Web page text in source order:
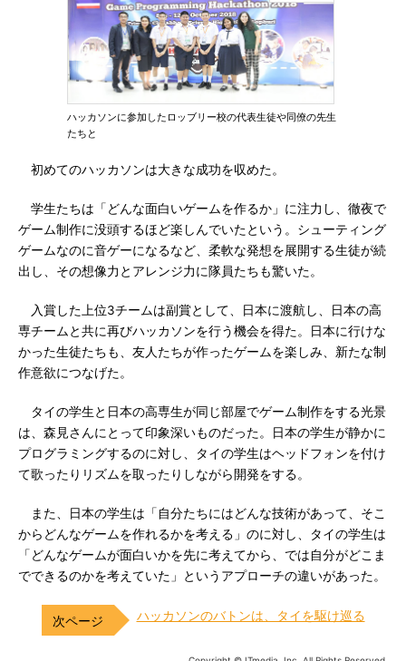
ハッカソンに参加したロッブリー校の代表生徒や同僚の先生
たちと
初めてのハッカソンは大きな成功を収めた。
学生たちは「どんな面白いゲームを作るか」に注力し、徹夜で
ゲーム制作に没頭するほど楽しんでいたという。シューティング
ゲームなのに音ゲーになるなど、柔軟な発想を展開する生徒が続
出し、その想像力とアレンジ力に隊員たちも驚いた。
入賞した上位3チームは副賞として、日本に渡航し、日本の高
専チームと共に再びハッカソンを行う機会を得た。日本に行けな
かった生徒たちも、友人たちが作ったゲームを楽しみ、新たな制
作意欲につなげた。
タイの学生と日本の高専生が同じ部屋でゲーム制作をする光景
は、森見さんにとって印象深いものだった。日本の学生が静かに
プログラミングするのに対し、タイの学生はヘッドフォンを付け
て歌ったりリズムを取ったりしながら開発をする。
また、日本の学生は「自分たちにはどんな技術があって、そこ
からどんなゲームを作れるかを考える」のに対し、タイの学生は
「どんなゲームが面白いかを先に考えてから、では自分がどこま
でできるのかを考えていた」というアプローチの違いがあった。
ハッカソンのバトンは、タイを駆け巡る